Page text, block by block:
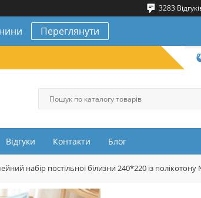
3283
Переглянути
Відгуки Контакти Блог
набір постільної білизни 240*220 із